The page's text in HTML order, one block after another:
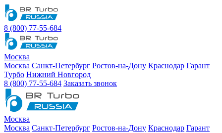
8 (800) 77-55-684
Москва
Москва Санкт-Петербург Ростов-на-Дону Краснодар Гарант
Турбо Нижний Новгород
8 (800) 77-55-684 Заказать звонок
Москва
Москва Санкт-Петербург Ростов-на-Дону Краснодар Гарант